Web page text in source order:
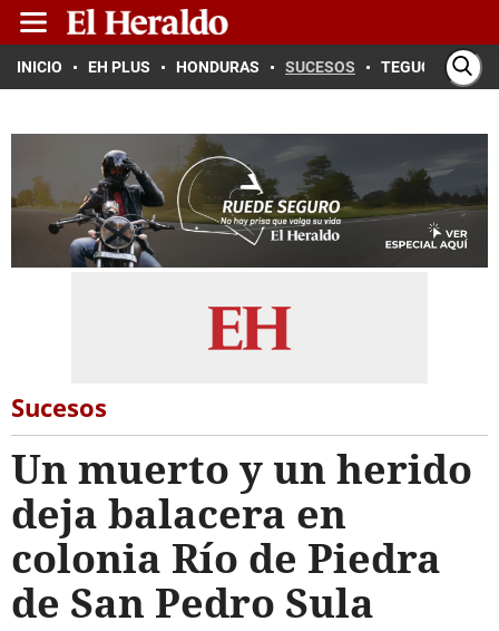
INICIO EH PLUS HONDURAS SUCESOS TEGUCIGALPA
Sucesos
Un muerto y un herido
deja balacera en
colonia Río de Piedra
de San Pedro Sula